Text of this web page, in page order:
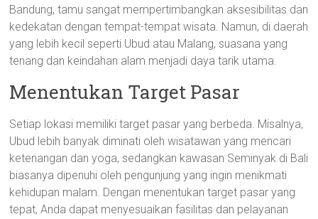
Bandung, tamu sangat mempertimbangkan aksesibilitas dan
kedekatan dengan tempat-tempat wisata. Namun, di daerah
yang lebih kecil seperti Ubud atau Malang, suasana yang
tenang dan keindahan alam menjadi daya tarik utama.
Menentukan Target Pasar
Setiap lokasi memiliki target pasar yang berbeda. Misalnya,
Ubud lebih banyak diminati oleh wisatawan yang mencari
ketenangan dan yoga, sedangkan kawasan Seminyak di Bali
biasanya dipenuhi oleh pengunjung yang ingin menikmati
kehidupan malam. Dengan menentukan target pasar yang
tepat, Anda dapat menyesuaikan fasilitas dan pelayanan